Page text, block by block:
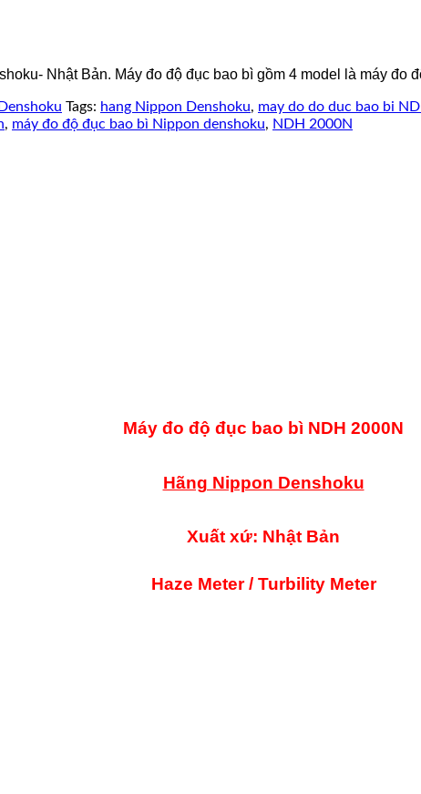
Nhật Bản. Máy đo độ đục bao bì gồm 4 model là máy
Tags: hang Nippon Denshoku, may do do duc bao bi
, máy đo độ đục bao bì Nippon denshoku, NDH 2000N
Máy đo độ đục bao bì NDH 2000N
Hãng Nippon Denshoku
Xuất xứ: Nhật Bản
Haze Meter / Turbility Meter